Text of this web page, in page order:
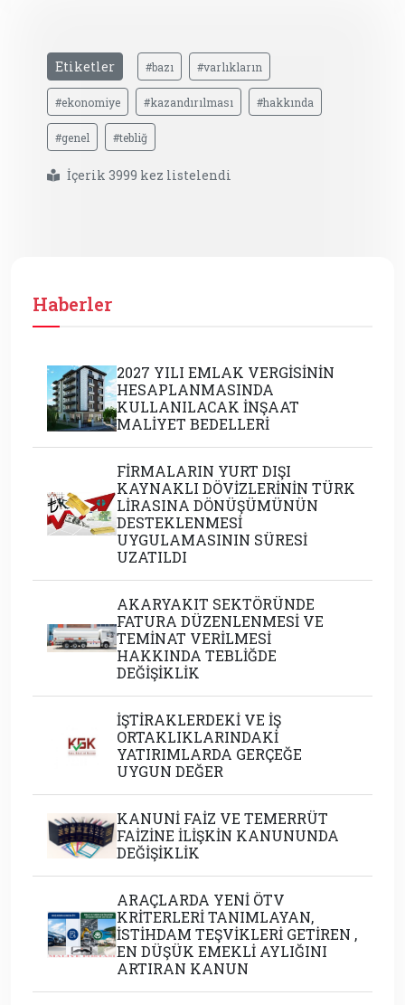
Etiketler #bazı #varlıkların
#ekonomiye #kazandırılması #hakkında
#genel #tebliğ
İçerik 3999 kez listelendi
Haberler
2027 YILI EMLAK VERGİSİNİN
HESAPLANMASINDA
KULLANILACAK İNŞAAT
MALİYET BEDELLERİ
FİRMALARIN YURT DIŞI
KAYNAKLI DÖVİZLERİNİN TÜRK
LİRASINA DÖNÜŞÜMÜNÜN
DESTEKLENMESİ
UYGULAMASININ SÜRESİ
UZATILDI
AKARYAKIT SEKTÖRÜNDE
FATURA DÜZENLENMESİ VE
TEMİNAT VERİLMESİ
HAKKINDA TEBLİĞDE
DEĞİŞİKLİK
İŞTİRAKLERDEKİ VE İŞ
ORTAKLIKLARINDAKİ
YATIRIMLARDA GERÇEĞE
UYGUN DEĞER
KANUNİ FAİZ VE TEMERRÜT
FAİZİNE İLİŞKİN KANUNUNDA
DEĞİŞİKLİK
ARAÇLARDA YENİ ÖTV
KRİTERLERİ TANIMLAYAN,
İSTİHDAM TEŞVİKLERİ GETİREN ,
EN DÜŞÜK EMEKLİ AYLIĞINI
ARTIRAN KANUN